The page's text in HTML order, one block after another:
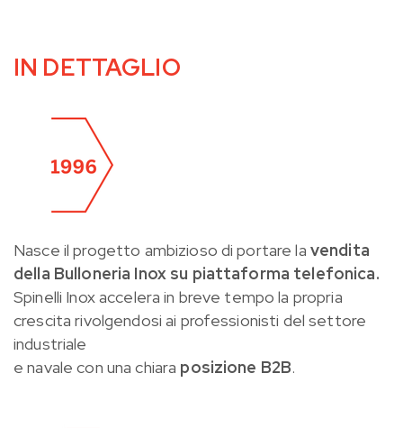
IN DETTAGLIO
Nasce il progetto ambizioso di portare la vendita
della Bulloneria Inox su piattaforma telefonica.
Spinelli Inox accelera in breve tempo la propria
crescita rivolgendosi ai professionisti del settore
industriale
e navale con una chiara posizione B2B.